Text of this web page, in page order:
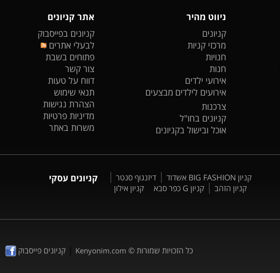
ניווט מהיר
קניונים
מרכזי קניות
חנויות
חנות
אירועי ילדים
אירועים לילדים מבצעים
צרכנות
קניונים בחו"ל
אוכל ובישול בקניונים
אתר קניונים
קניונים בפייסבוק
לבעלי אתרים
פתוחים בשבת
צור קשר
דווח על טעות
תנאי שימוש
הצהרת נגישות
מדיניות פרטיות
משרות באתר
קניון BIG FASHION אשדוד
דיזנגוף סנטר
קניון הזהב
קניון G כפר סבא קניון אילון
קניונים עסקי
כל הזכויות שמורות © Kenyonim.com
|קניונים פייסבוק